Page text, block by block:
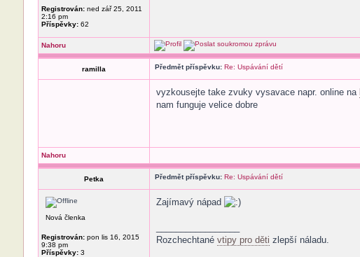
Registrován:ned zář 25, 2011
2:16 pm
Příspěvky:62
Nahoru
ramilla Předmět příspěvku: Re: Uspávání dětí
vyzkousejte take zvuky vysavace napr. online na
nam funguje velice dobre
Nahoru
Petka Předmět příspěvku: Re: Uspávání dětí
Nová členka
Registrován:pon lis 16, 2015
9:38 pm
Příspěvky:3
Zajímavý nápad
Rozchechtané vtipy pro děti zlepší náladu.